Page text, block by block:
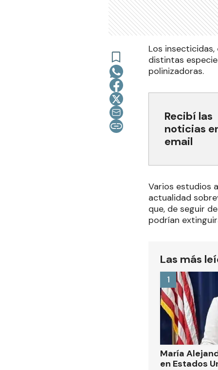
Los
distintas
polinizadoras.
Recibí las
noticias
email
Varios estudios
actualidad
que, de seguir
podrían
Las más
María
en Estados
1